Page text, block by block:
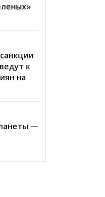
к
на
—